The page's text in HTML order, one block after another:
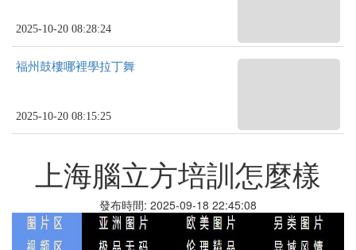
2025-10-20 08:28:24
福州鼓樓哪裡學拉丁舞
2025-10-20 08:15:25
上海腦立方培訓怎麼樣
發布時間: 2025-09-18 22:45:08